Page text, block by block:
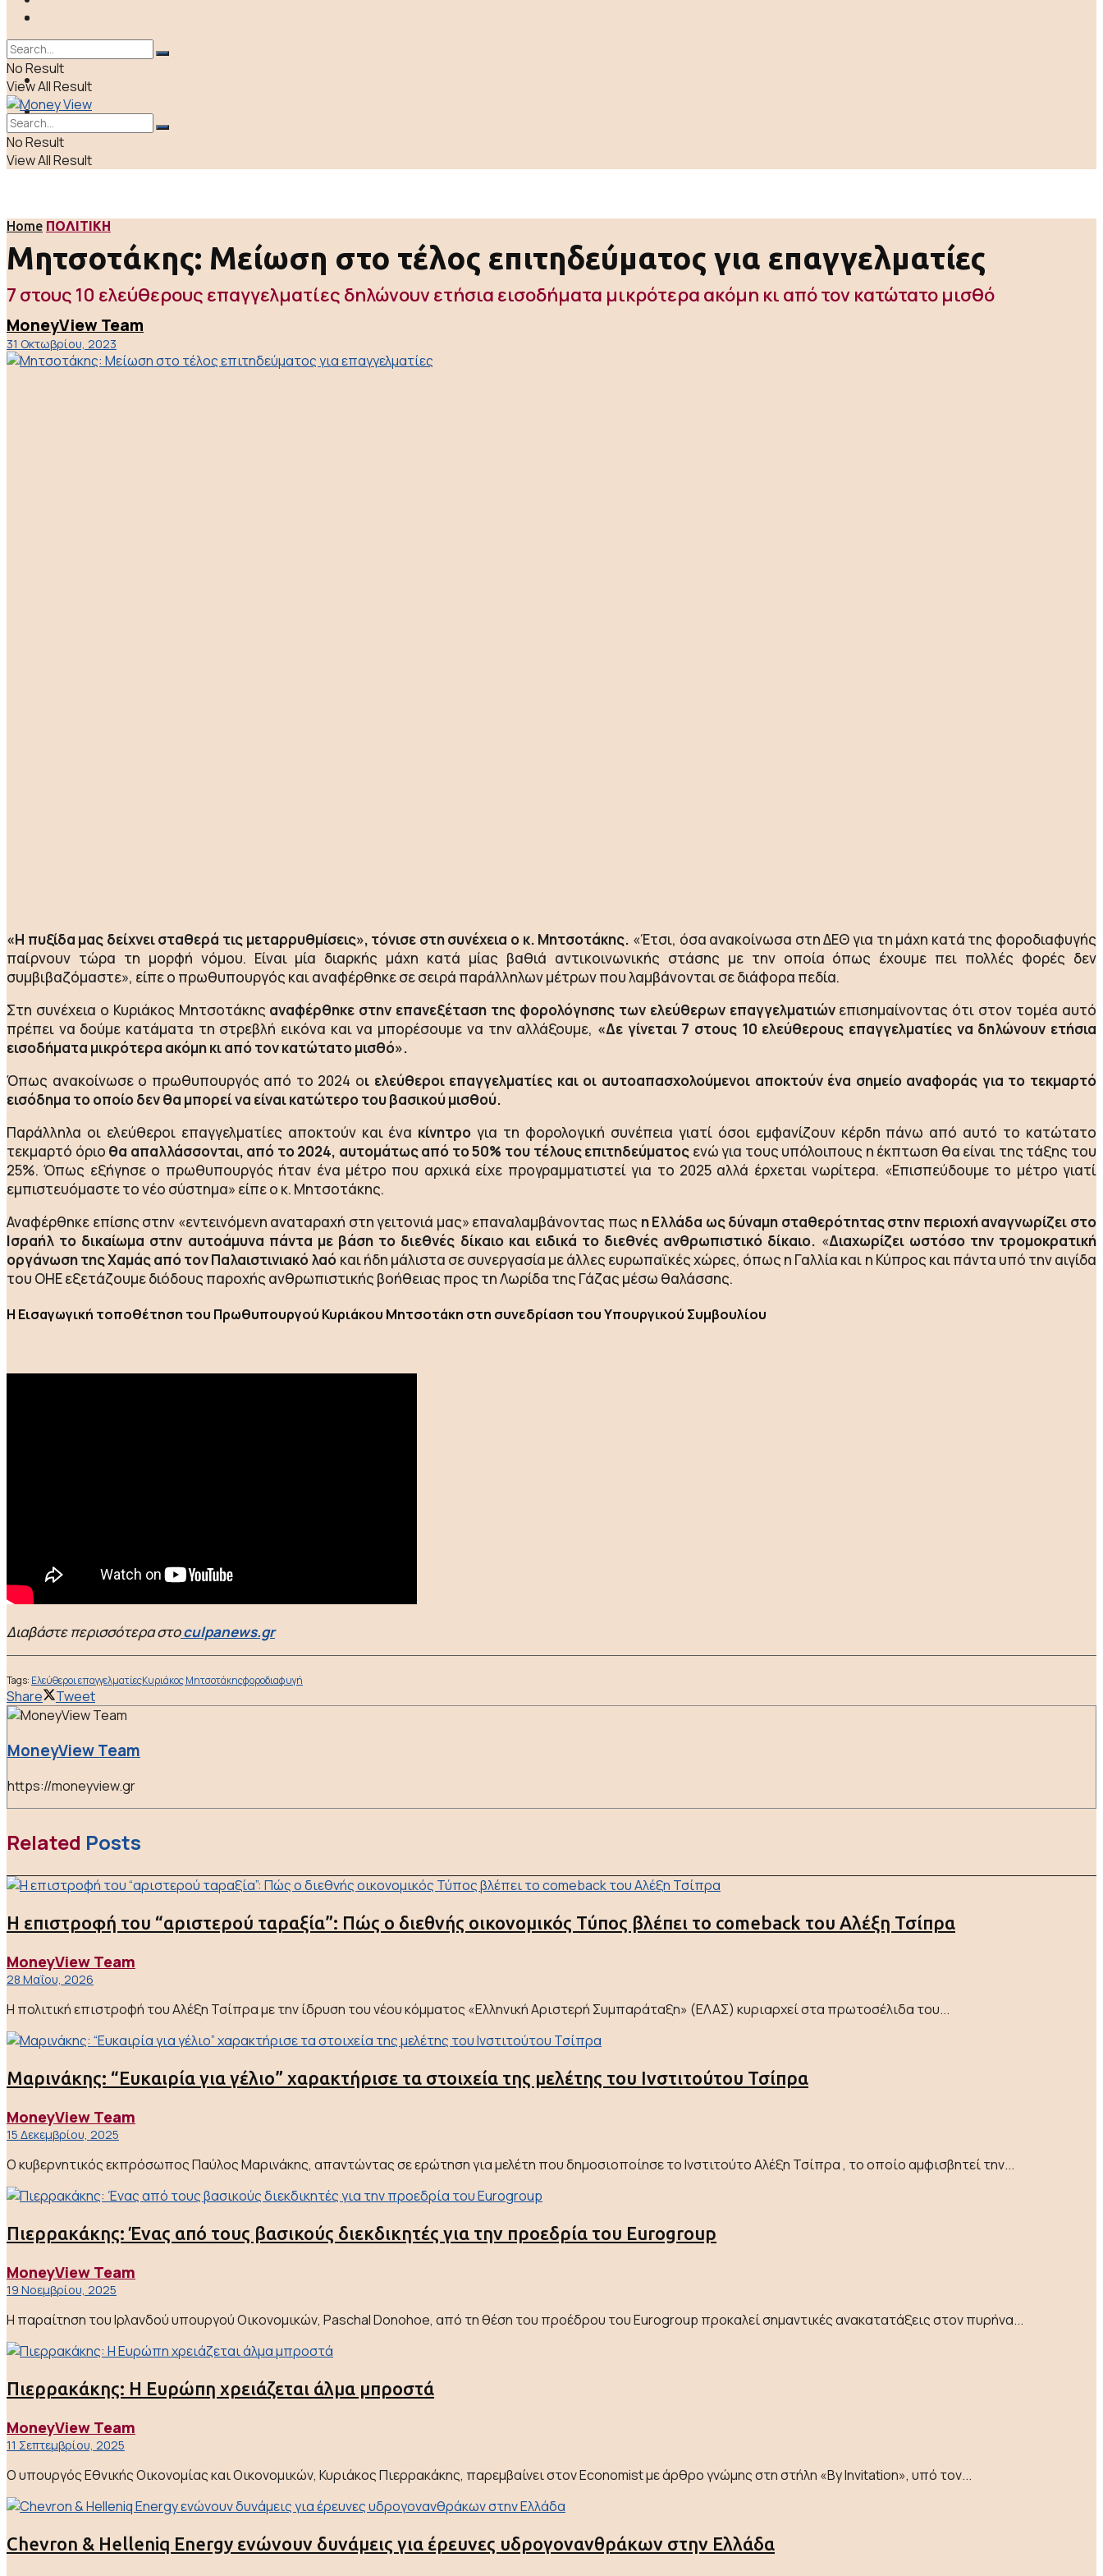
ΕΛΛΑΔΑ
ΑΠΟΨΕΙΣ
LIFE & CULTURE
No Result
View All Result
No Result
View All Result
Home ΠΟΛΙΤΙΚΗ
Μητσοτάκης: Μείωση στο τέλος επιτηδεύματος για επαγγελματίες
7 στους 10 ελεύθερους επαγγελματίες δηλώνουν ετήσια εισοδήματα μικρότερα ακόμη κι από τον κατώτατο μισθό
MoneyView Team
31 Οκτωβρίου, 2023
«Η πυξίδα μας δείχνει σταθερά τις μεταρρυθμίσεις», τόνισε στη συνέχεια ο κ. Μητσοτάκης. «Έτσι, όσα ανακοίνωσα στη ΔΕΘ για τη μάχη κατά της φοροδιαφυγής
παίρνουν τώρα τη μορφή νόμου. Είναι μία διαρκής μάχη κατά μίας βαθιά αντικοινωνικής στάσης με την οποία όπως έχουμε πει πολλές φορές δεν
συμβιβαζόμαστε», είπε ο πρωθυπουργός και αναφέρθηκε σε σειρά παράλληλων μέτρων που λαμβάνονται σε διάφορα πεδία.
Στη συνέχεια ο Κυριάκος Μητσοτάκης αναφέρθηκε στην επανεξέταση της φορολόγησης των ελεύθερων επαγγελματιώνεπισημαίνοντας ότι στον τομέα αυτό
πρέπει να δούμε κατάματα τη στρεβλή εικόνα και να μπορέσουμε να την αλλάξουμε, «Δε γίνεται 7 στους 10 ελεύθερους επαγγελματίες να δηλώνουν ετήσια
εισοδήματα μικρότερα ακόμη κι από τον κατώτατο μισθό».
Όπως ανακοίνωσε ο πρωθυπουργός από το 2024 οι ελεύθεροι επαγγελματίες και οι αυτοαπασχολούμενοι αποκτούν ένα σημείο αναφοράς για το τεκμαρτό
εισόδημα το οποίο δεν θα μπορεί να είναι κατώτερο του βασικού μισθού.
Παράλληλα οι ελεύθεροι επαγγελματίες αποκτούν και ένα κίνητρο για τη φορολογική συνέπεια γιατί όσοι εμφανίζουν κέρδη πάνω από αυτό το κατώτατο
τεκμαρτό όριο θα απαλλάσσονται, από το 2024, αυτομάτως από το 50% του τέλους επιτηδεύματος ενώ για τους υπόλοιπους η έκπτωση θα είναι της τάξης του
25%. Όπως εξήγησε ο πρωθυπουργός ήταν ένα μέτρο που αρχικά είχε προγραμματιστεί για το 2025 αλλά έρχεται νωρίτερα. «Επισπεύδουμε το μέτρο γιατί
εμπιστευόμαστε το νέο σύστημα» είπε ο κ. Μητσοτάκης.
Αναφέρθηκε επίσης στην «εντεινόμενη αναταραχή στη γειτονιά μας» επαναλαμβάνοντας πως η Ελλάδα ως δύναμη σταθερότητας στην περιοχή αναγνωρίζει στο
Ισραήλ το δικαίωμα στην αυτοάμυνα πάντα με βάση το διεθνές δίκαιο και ειδικά το διεθνές ανθρωπιστικό δίκαιο. «Διαχωρίζει ωστόσο την τρομοκρατική
οργάνωση της Χαμάς από τον Παλαιστινιακό λαό και ήδη μάλιστα σε συνεργασία με άλλες ευρωπαϊκές χώρες, όπως η Γαλλία και η Κύπρος και πάντα υπό την αιγίδα
του ΟΗΕ εξετάζουμε διόδους παροχής ανθρωπιστικής βοήθειας προς τη Λωρίδα της Γάζας μέσω θαλάσσης.
Η Εισαγωγική τοποθέτηση του Πρωθυπουργού Κυριάκου Μητσοτάκη στη συνεδρίαση του Υπουργικού Συμβουλίου
Διαβάστε περισσότερα στοculpanews.gr
Tags: Ελεύθεροι επαγγελματίεςΚυριάκος Μητσοτάκηςφοροδιαφυγή
Share Tweet
MoneyView Team
https://moneyview.gr
Related Posts
Η επιστροφή του “αριστερού ταραξία”: Πώς ο διεθνής οικονομικός Τύπος βλέπει το comeback του Αλέξη Τσίπρα
MoneyView Team
28 Μαΐου, 2026
Η πολιτική επιστροφή του Αλέξη Τσίπρα με την ίδρυση του νέου κόμματος «Ελληνική Αριστερή Συμπαράταξη» (ΕΛΑΣ) κυριαρχεί στα πρωτοσέλιδα του...
Μαρινάκης: “Ευκαιρία για γέλιο” χαρακτήρισε τα στοιχεία της μελέτης του Ινστιτούτου Τσίπρα
MoneyView Team
15 Δεκεμβρίου, 2025
Ο κυβερνητικός εκπρόσωπος Παύλος Μαρινάκης, απαντώντας σε ερώτηση για μελέτη που δημοσιοποίησε το Ινστιτούτο Αλέξη Τσίπρα , το οποίο αμφισβητεί την...
Πιερρακάκης: Ένας από τους βασικούς διεκδικητές για την προεδρία του Eurogroup
MoneyView Team
19 Νοεμβρίου, 2025
Η παραίτηση του Ιρλανδού υπουργού Οικονομικών, Paschal Donohoe, από τη θέση του προέδρου του Eurogroup προκαλεί σημαντικές ανακατατάξεις στον πυρήνα...
Πιερρακάκης: Η Ευρώπη χρειάζεται άλμα μπροστά
MoneyView Team
11 Σεπτεμβρίου, 2025
Ο υπουργός Εθνικής Οικονομίας και Οικονομικών, Κυριάκος Πιερρακάκης, παρεμβαίνει στον Economist με άρθρο γνώμης στη στήλη «By Invitation», υπό τον...
Chevron & Helleniq Energy ενώνουν δυνάμεις για έρευνες υδρογονανθράκων στην Ελλάδα